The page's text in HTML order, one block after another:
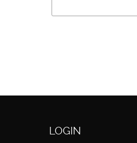
Primeiro autentique-
LOGIN